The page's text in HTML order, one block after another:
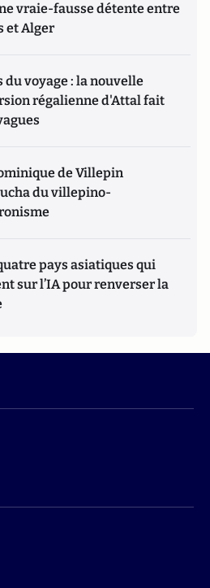
vraie-fausse détente entre
et Alger
du voyage : la nouvelle
régalienne d'Attal fait
de Villepin
du villepino-
pays asiatiques qui
sur l’IA pour renverser la